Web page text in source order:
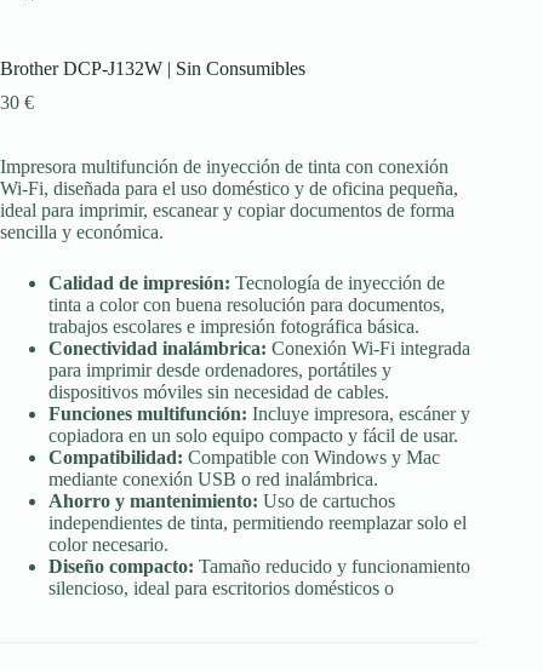
Brother DCP-J132W | Sin Consumibles
30 €
Impresora multifunción de inyección de tinta con conexión
Wi-Fi, diseñada para el uso doméstico y de oficina pequeña,
ideal para imprimir, escanear y copiar documentos de forma
sencilla y económica.
Calidad de impresión: Tecnología de inyección de
tinta a color con buena resolución para documentos,
trabajos escolares e impresión fotográfica básica.
Conectividad inalámbrica: Conexión Wi-Fi integrada
para imprimir desde ordenadores, portátiles y
dispositivos móviles sin necesidad de cables.
Funciones multifunción: Incluye impresora, escáner y
copiadora en un solo equipo compacto y fácil de usar.
Compatibilidad: Compatible con Windows y Mac
mediante conexión USB o red inalámbrica.
Ahorro y mantenimiento: Uso de cartuchos
independientes de tinta, permitiendo reemplazar solo el
color necesario.
Diseño compacto: Tamaño reducido y funcionamiento
silencioso, ideal para escritorios domésticos o